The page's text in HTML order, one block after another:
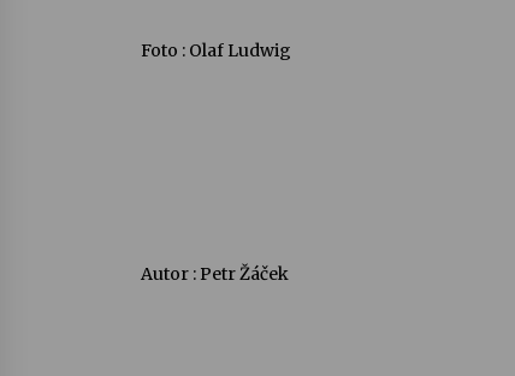
Foto : Olaf Ludwig
Autor : Petr Žáček